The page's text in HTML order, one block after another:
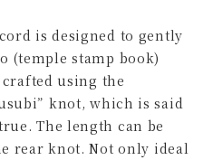
is designed to gently
(temple stamp book)
using the
knot, which is said
The length can be
rear knot. Not only ideal